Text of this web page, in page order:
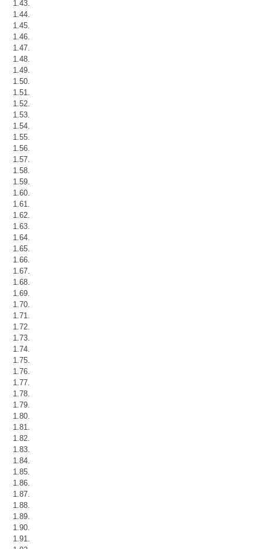
1.43.
1.44.
1.45.
1.46.
1.47.
1.48.
1.49.
1.50.
1.51.
1.52.
1.53.
1.54.
1.55.
1.56.
1.57.
1.58.
1.59.
1.60.
1.61.
1.62.
1.63.
1.64.
1.65.
1.66.
1.67.
1.68.
1.69.
1.70.
1.71.
1.72.
1.73.
1.74.
1.75.
1.76.
1.77.
1.78.
1.79.
1.80.
1.81.
1.82.
1.83.
1.84.
1.85.
1.86.
1.87.
1.88.
1.89.
1.90.
1.91.